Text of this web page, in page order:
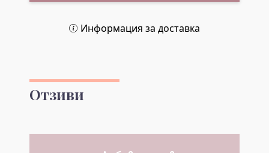
Информация за доставка
Отзиви